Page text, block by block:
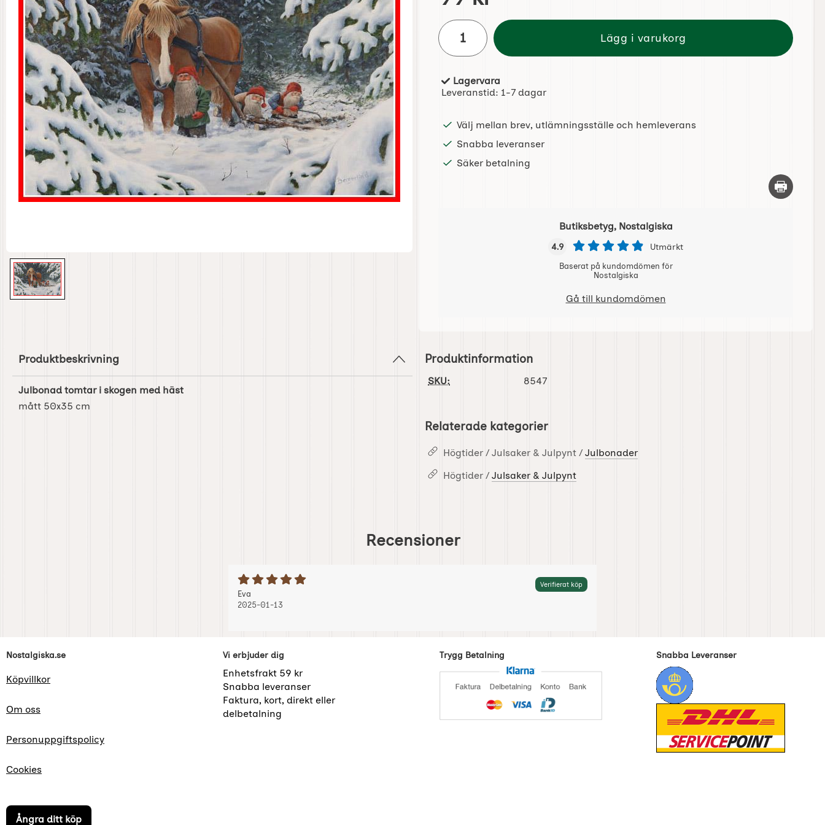
antal
Lägg i varukorg
Tillgänglighet:
Lagervara
Leveranstid: 1-7 dagar
Välj mellan brev, utlämningsställe och hemleverans
Snabba leveranser
Säker betalning
Skriv ut
Butiksbetyg, Nostalgiska
4.9 Utmärkt
Baserat på kundomdömen för
Nostalgiska
Gå till kundomdömen
Produktbeskrivning
Julbonad tomtar i skogen med häst
mått 50x35 cm
Produktinformation
SKU: 8547
Relaterade kategorier
Högtider / Julsaker & Julpynt / Julbonader
Högtider / Julsaker & Julpynt
Recensioner
Betyg: 5 Stjärnor av 5 Verifierat köp
Recension av:
Eva
2025-01-13
Sidfot Blandad info och länkar
Nostalgiska.se
Köpvillkor
Om oss
Personuppgiftspolicy
Cookies
Ångra ditt köp
Vi erbjuder dig
Enhetsfrakt 59 kr
Snabba leveranser
Faktura, kort, direkt eller
delbetalning
Trygg Betalning Snabba Leveranser